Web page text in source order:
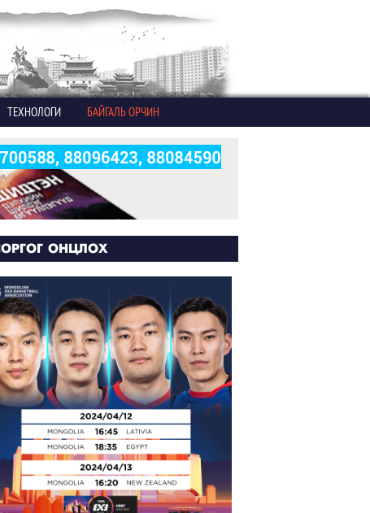
ТЕХНОЛОГИ БАЙГАЛЬ ОРЧИН
ОНЦЛОХ